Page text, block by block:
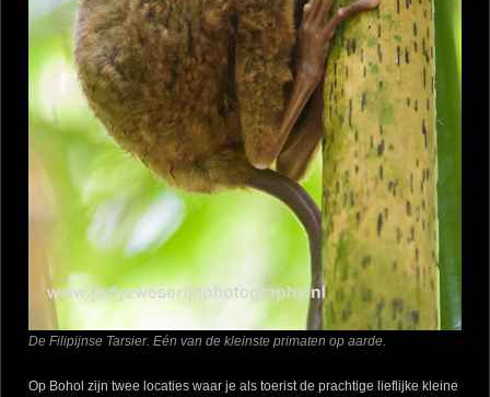
De Filipijnse Tarsier. Eén van de kleinste primaten op aarde.
Op Bohol zijn twee locaties waar je als toerist de prachtige lieflijke kleine